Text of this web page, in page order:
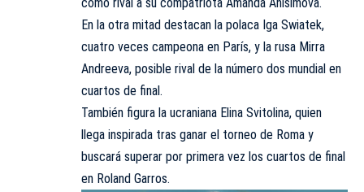
En la otra mitad destacan la polaca Iga Swiatek,
cuatro veces campeona en París, y la rusa Mirra
Andreeva, posible rival de la número dos mundial en
cuartos de final.
También figura la ucraniana Elina Svitolina, quien
llega inspirada tras ganar el torneo de Roma y
buscará superar por primera vez los cuartos de final
en Roland Garros.